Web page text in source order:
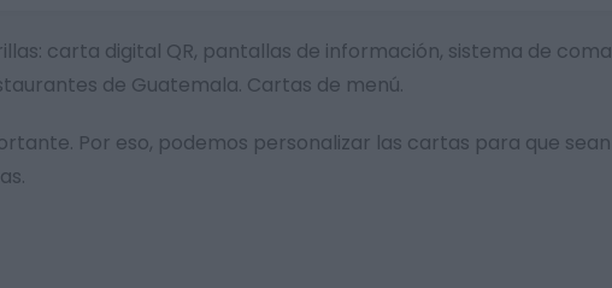
carta digital QR, pantallas de información, sistema de
de Guatemala. Cartas de menú.
Por eso, podemos personalizar las cartas para que